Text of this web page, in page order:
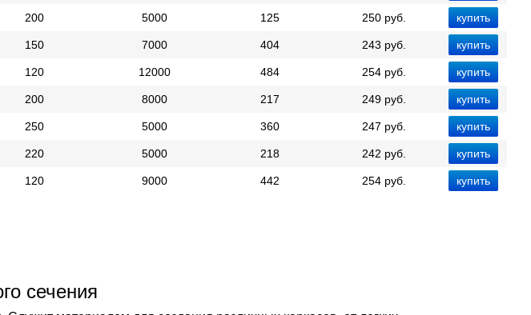
200 5000 125 250 руб.
150 7000 404 243 руб.
120 12000 484 254 руб.
200 8000 217 249 руб.
250 5000 360 247 руб.
220 5000 218 242 руб.
120 9000 442 254 руб.
сечения